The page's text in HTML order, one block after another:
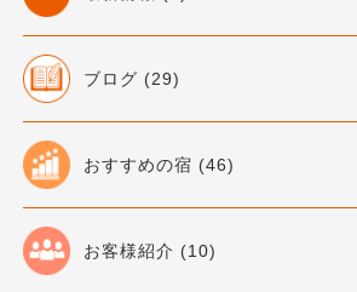
ブログ (29)
おすすめの宿 (46)
お客様紹介 (10)